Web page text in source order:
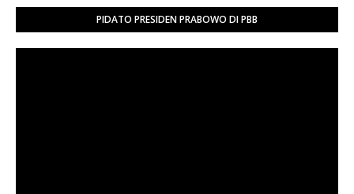
PIDATO PRESIDEN PRABOWO DI PBB